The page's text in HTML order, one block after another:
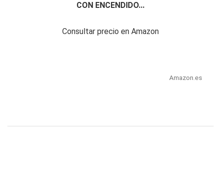
CON ENCENDIDO...
Consultar precio en Amazon
Amazon.es